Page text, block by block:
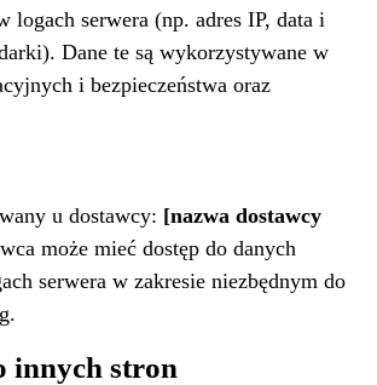
logach serwera (np. adres IP, data i
Dane te są wykorzystywane w
i bezpieczeństwa oraz
u dostawcy: [nazwa dostawcy
może mieć dostęp do danych
serwera w zakresie niezbędnym do
innych stron